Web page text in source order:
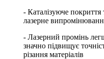
- Каталізуюче покриття
лазерне
- Лазерний промінь
значно підвищує
різання матеріалів